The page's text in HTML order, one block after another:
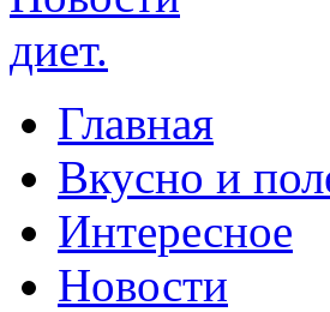
Главная
Вкусно и
Интересное
Новости